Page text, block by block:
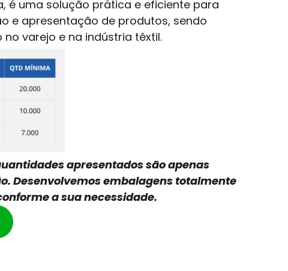
é uma solução prática e eficiente para
e apresentação de produtos, sendo
varejo e na indústria têxtil.
apresentados são apenas
Desenvolvemos embalagens totalmente
a sua necessidade.